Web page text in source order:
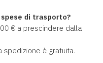
di trasporto?
€ a prescindere dalla
spedizione è gratuita.